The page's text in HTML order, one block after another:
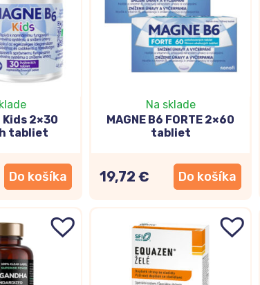
kyseliny a tiež magnézium. Nezabúdajte
si spánkový režim
. Spánok je veľmi dôležitý
udržať sústredenie.
sa zasmejete, ale mysli, pamäti a koncentrácii
alebo rozcvičku. Skvelé sú napríklad
puzzle,
počítanie príkladov v hlave (bez
doplnky s obsahom prírodných látok na
sú dôležité pre zdravie vášho
vysvetľovať, že zdravá a vyvážená
pokryť úplne všetky vitamíny a minerály
stravy . Ktoré sú dobré pre váš mozog?
Kids 2×30
tabliet
Do košíka
Na sklade
MAGNE B6 FORTE 2×60
tabliet
19,72 € Do košíka